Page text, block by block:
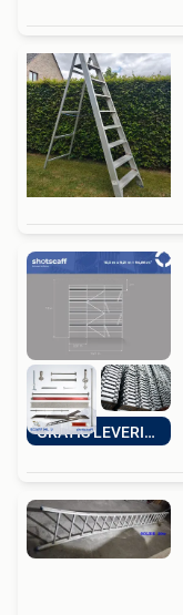
GRATIS LEVERING